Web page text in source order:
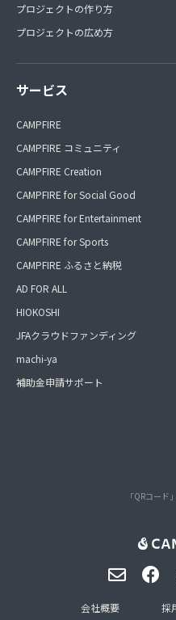
プロジェクトの作り方
プロジェクトの広め方
サービス
CAMPFIRE
CAMPFIRE コミュニティ
CAMPFIRE Creation
CAMPFIRE for Social Good
CAMPFIRE for Entertainment
CAMPFIRE for Sports
CAMPFIRE ふるさと納税
AD FOR ALL
HIOKOSHI
JFAクラウドファンディング
machi-ya
補助金申請サポート
「QRコード
会社概要 採